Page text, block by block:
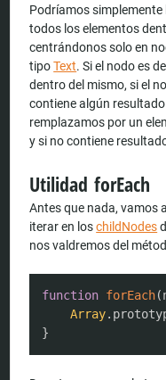
Podríamos
todos los elementos
centrándonos solo en
tipoText. Si el nodo es
dentro del mismo, si el
contiene algún
remplazamos por un
y si no contiene
Utilidad forEach
Antes que nada, vamos
iterar en loschildNodes
nos valdremos del
function forEach(
Array.
}